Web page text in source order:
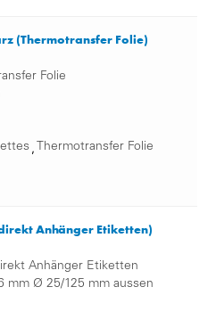
(Thermotransfer Folie)
Folie
, Thermotransfer Folie
Anhänger Etiketten)
Anhänger Etiketten
mm Ø 25/125 mm aussen